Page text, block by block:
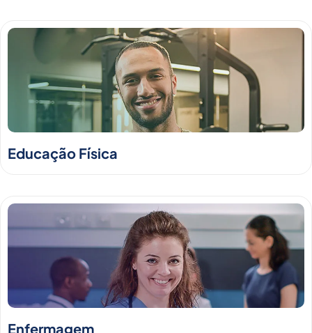
Educação Física
Enfermagem